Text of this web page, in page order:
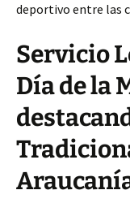
deportivo entre las
Servicio
Día de la